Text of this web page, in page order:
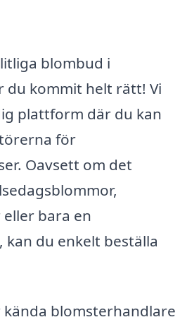
blombud i
du kommit helt rätt! Vi
plattform där du kan
för
Oavsett om det
bara en
kan du enkelt beställa
blomsterhandlare